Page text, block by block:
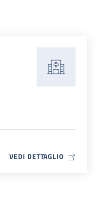
VEDI DETTAGLIO MAP ICON